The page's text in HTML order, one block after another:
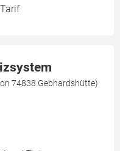
74838 Gebhardshütte)